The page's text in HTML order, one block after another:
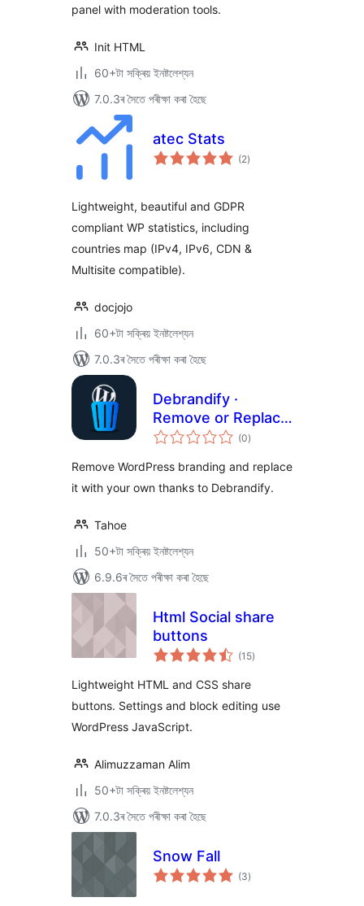
panel with moderation tools.
Init HTML
60+টা সক্ৰিয় ইনষ্টলেশ্যন
7.0.3ৰ সৈতে পৰীক্ষা কৰা হৈছে
atec Stats
(2টা
মুঠ)
Lightweight, beautiful and GDPR
compliant WP statistics, including
countries map (IPv4, IPv6, CDN &
Multisite compatible).
docjojo
60+টা সক্ৰিয় ইনষ্টলেশ্যন
7.0.3ৰ সৈতে পৰীক্ষা কৰা হৈছে
Debrandify ·
Remove or Replace
WordPress
(0টা
মুঠ)
Remove WordPress branding and replace
it with your own thanks to Debrandify.
Tahoe
50+টা সক্ৰিয় ইনষ্টলেশ্যন
6.9.6ৰ সৈতে পৰীক্ষা কৰা হৈছে
Html Social share
buttons
(15টা
মুঠ)
Lightweight HTML and CSS share
buttons. Settings and block editing use
WordPress JavaScript.
Alimuzzaman Alim
50+টা সক্ৰিয় ইনষ্টলেশ্যন
7.0.3ৰ সৈতে পৰীক্ষা কৰা হৈছে
Snow Fall
(3টা
মুঠ)